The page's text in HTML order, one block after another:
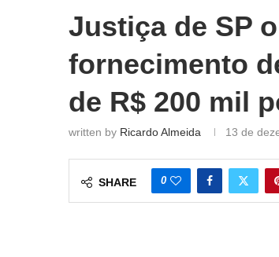
Justiça de SP
fornecimento
de R$ 200 mil
written by Ricardo Almeida 13 de
SHARE 0